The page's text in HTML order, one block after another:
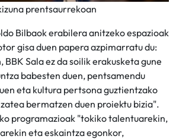
prentsaurrekoan
Bilbaok erabilera anitzeko espazioak
gisa duen papera azpimarratu du:
BBK Sala ez da soilik erakusketa gune
babesten duen, pentsamendu
eta kultura pertsona guztientzako
bermatzen duen proiektu bizia".
programazioak "tokiko talentuarekin,
eta eskaintza egonkor,